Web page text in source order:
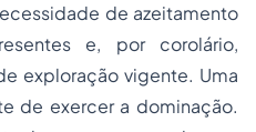
de azeitamento
e, por corolário,
exploração vigente. Uma
de exercer a dominação.